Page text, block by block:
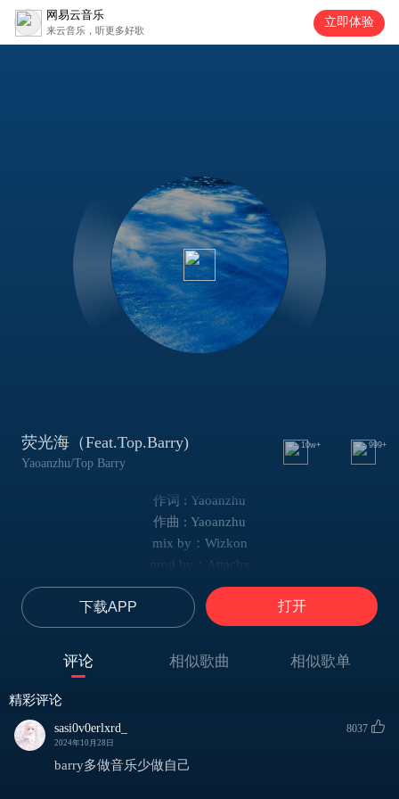
网易云音乐
来云音乐，听更多好歌
立即体验
荧光海（Feat.Top.Barry)
Yaoanzhu/Top Barry
10w+ 999+
作词 : Yaoanzhu
作曲 : Yaoanzhu
mix by：Wizkon
prod by：Attachx
Yaoanzhu：
荧光的海
我和你在
头靠在
愿意为你醉
下载APP 打开
评论 相似歌曲 相似歌单
精彩评论
sasi0v0erlxrd_
2024年10月28日
8037
barry多做音乐少做自己